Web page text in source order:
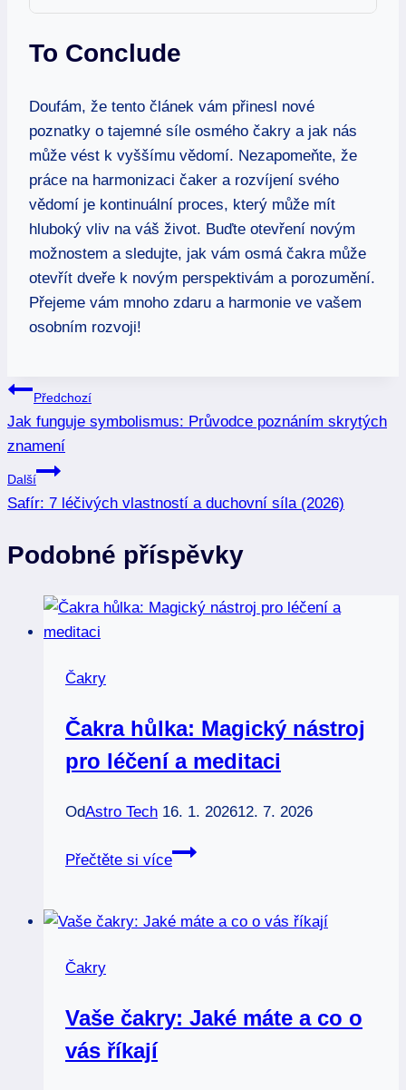
To Conclude
Doufám, že tento článek vám ‍přinesl nové
poznatky⁣ o tajemné síle‍ osmého čakry a jak nás
může vést ⁣k​ vyššímu vědomí. Nezapomeňte, že
práce na⁣ harmonizaci čaker a rozvíjení svého
vědomí⁤ je kontinuální proces, který může mít
hluboký vliv‍ na váš život. Buďte otevření novým
možnostem a‌ sledujte, jak vám osmá ⁣čakra může
otevřít dveře k novým perspektivám a porozumění.
Přejeme vám mnoho zdaru a harmonie ve vašem
⁢osobním rozvoji!
Navigace
pro
příspěvek
Předchozí
Jak funguje symbolismus: Průvodce poznáním skrytých
znamení
Další
Safír: 7 léčivých vlastností a duchovní síla (2026)
Podobné příspěvky
Čakry
Čakra hůlka: Magický nástroj
pro léčení a meditaci
OdAstro Tech 16. 1. 202612. 7. 2026
Přečtěte si více
Čakra
nástroj
meditaci
Čakry
Vaše čakry: Jaké máte a co o
vás říkají